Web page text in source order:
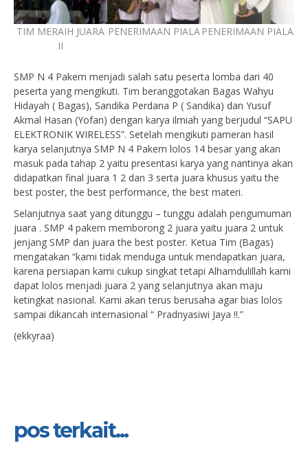
TIM MERAIH JUARA
II
PENERIMAAN PIALA PENERIMAAN PIALA
SMP N 4 Pakem menjadi salah satu peserta lomba dari 40
peserta yang mengikuti. Tim beranggotakan Bagas Wahyu
Hidayah ( Bagas), Sandika Perdana P ( Sandika) dan Yusuf
Akmal Hasan (Yofan) dengan karya ilmiah yang berjudul “SAPU
ELEKTRONIK WIRELESS”. Setelah mengikuti pameran hasil
karya selanjutnya SMP N 4 Pakem lolos 14 besar yang akan
masuk pada tahap 2 yaitu presentasi karya yang nantinya akan
didapatkan final juara 1 2 dan 3 serta juara khusus yaitu the
best poster, the best performance, the best materi.
Selanjutnya saat yang ditunggu – tunggu adalah pengumuman
juara . SMP 4 pakem memborong 2 juara yaitu juara 2 untuk
jenjang SMP dan juara the best poster. Ketua Tim (Bagas)
mengatakan “kami tidak menduga untuk mendapatkan juara,
karena persiapan kami cukup singkat tetapi Alhamdulillah kami
dapat lolos menjadi juara 2 yang selanjutnya akan maju
ketingkat nasional. Kami akan terus berusaha agar bias lolos
sampai dikancah internasional “ Pradnyasiwi Jaya !!.”
(ekkyraa)
pos terkait...